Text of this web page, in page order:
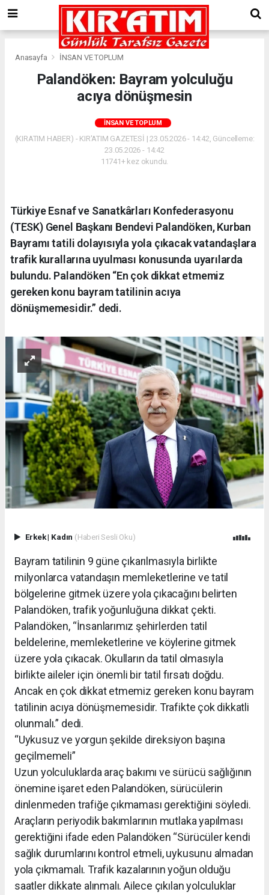
Anasayfa İNSAN VE TOPLUM
Palandöken: Bayram yolculuğu
acıya dönüşmesin
İNSAN VE TOPLUM
(KIRATIM HABER) - KIR'ATIM GAZETESİ | 23.05.2026 - 14:42, Güncelleme:
23.05.2026 - 14:42
11741+ kez okundu.
Türkiye Esnaf ve Sanatkârları Konfederasyonu
(TESK) Genel Başkanı Bendevi Palandöken, Kurban
Bayramı tatili dolayısıyla yola çıkacak vatandaşlara
trafik kurallarına uyulması konusunda uyarılarda
bulundu. Palandöken “En çok dikkat etmemiz
gereken konu bayram tatilinin acıya
dönüşmemesidir.” dedi.
Erkek| Kadın (Haberi Sesli Oku)
Bayram tatilinin 9 güne çıkarılmasıyla birlikte
milyonlarca vatandaşın memleketlerine ve tatil
bölgelerine gitmek üzere yola çıkacağını belirten
Palandöken, trafik yoğunluğuna dikkat çekti.
Palandöken, “İnsanlarımız şehirlerden tatil
beldelerine, memleketlerine ve köylerine gitmek
üzere yola çıkacak. Okulların da tatil olmasıyla
birlikte aileler için önemli bir tatil fırsatı doğdu.
Ancak en çok dikkat etmemiz gereken konu bayram
tatilinin acıya dönüşmemesidir. Trafikte çok dikkatli
olunmalı.” dedi.
“Uykusuz ve yorgun şekilde direksiyon başına
geçilmemeli”
Uzun yolculuklarda araç bakımı ve sürücü sağlığının
önemine işaret eden Palandöken, sürücülerin
dinlenmeden trafiğe çıkmaması gerektiğini söyledi.
Araçların periyodik bakımlarının mutlaka yapılması
gerektiğini ifade eden Palandöken “Sürücüler kendi
sağlık durumlarını kontrol etmeli, uykusunu almadan
yola çıkmamalı. Trafik kazalarının yoğun olduğu
saatler dikkate alınmalı. Ailece çıkılan yolculuklar